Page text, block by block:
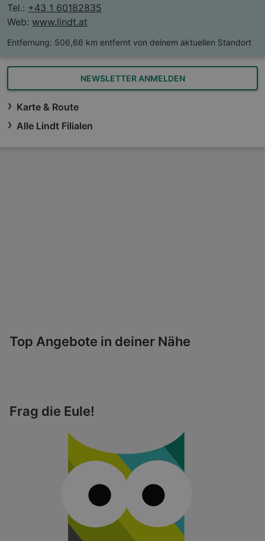
Tel.: +43 1 60182835
Web: www.lindt.at
Entfernung: 506,66 km entfernt von deinem aktuellen Standort
NEWSLETTER ANMELDEN
Karte & Route
Alle Lindt Filialen
Top Angebote in deiner Nähe
Frag die Eule!